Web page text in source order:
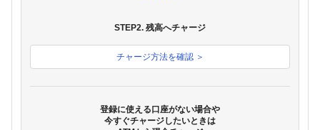
STEP2. 残高へチャージ
チャージ方法を確認 ＞
登録に使える口座がない場合や
今すぐチャージしたいときは